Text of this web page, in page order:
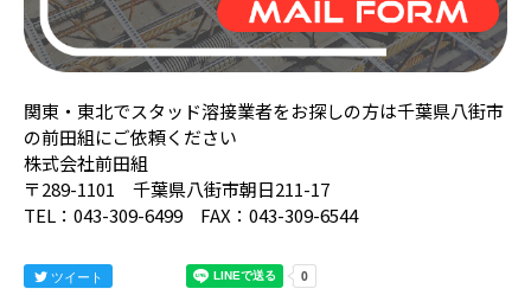
関東・東北でスタッド溶接業者をお探しの方は千葉県八街市
の前田組にご依頼ください
株式会社前田組
〒289-1101 千葉県八街市朝日211-17
TEL：043-309-6499 FAX：043-309-6544
ツイート